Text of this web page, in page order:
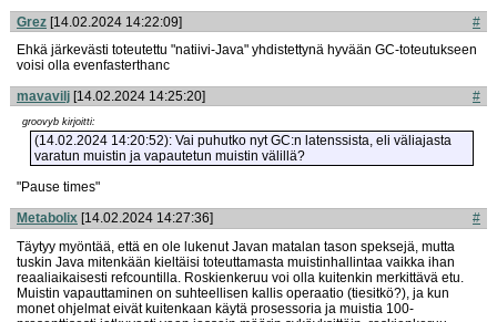
Grez [14.02.2024 14:22:09]
#
Ehkä järkevästi toteutettu "natiivi-Java" yhdistettynä hyvään GC-toteutukseen
voisi olla evenfasterthanc
mavavilj [14.02.2024 14:25:20] #
groovyb kirjoitti:
(14.02.2024 14:20:52): Vai puhutko nyt GC:n latenssista, eli väliajasta
varatun muistin ja vapautetun muistin välillä?
"Pause times"
Metabolix [14.02.2024 14:27:36]
#
Täytyy myöntää, että en ole lukenut Javan matalan tason speksejä, mutta
tuskin Java mitenkään kieltäisi toteuttamasta muistinhallintaa vaikka ihan
reaaliaikaisesti refcountilla. Roskienkeruu voi olla kuitenkin merkittävä etu.
Muistin vapauttaminen on suhteellisen kallis operaatio (tiesitkö?), ja kun
monet ohjelmat eivät kuitenkaan käytä prosessoria ja muistia 100-